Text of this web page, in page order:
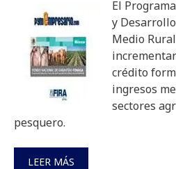
El
y
Medio
crédito
ingresos
sectores
pesquero.
LEER MÁS